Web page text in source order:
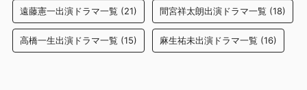
遠藤憲一出演ドラマ一覧 (21) 間宮祥太朗出演ドラマ一覧 (18)
高橋一生出演ドラマ一覧 (15) 麻生祐未出演ドラマ一覧 (16)